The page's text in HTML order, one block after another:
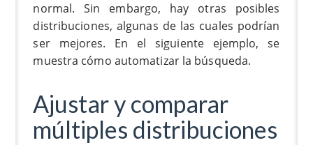
normal. Sin embargo, hay otras posibles
distribuciones, algunas de las cuales podrían
ser mejores. En el siguiente ejemplo, se
muestra cómo automatizar la búsqueda.
Ajustar y comparar
múltiples distribuciones